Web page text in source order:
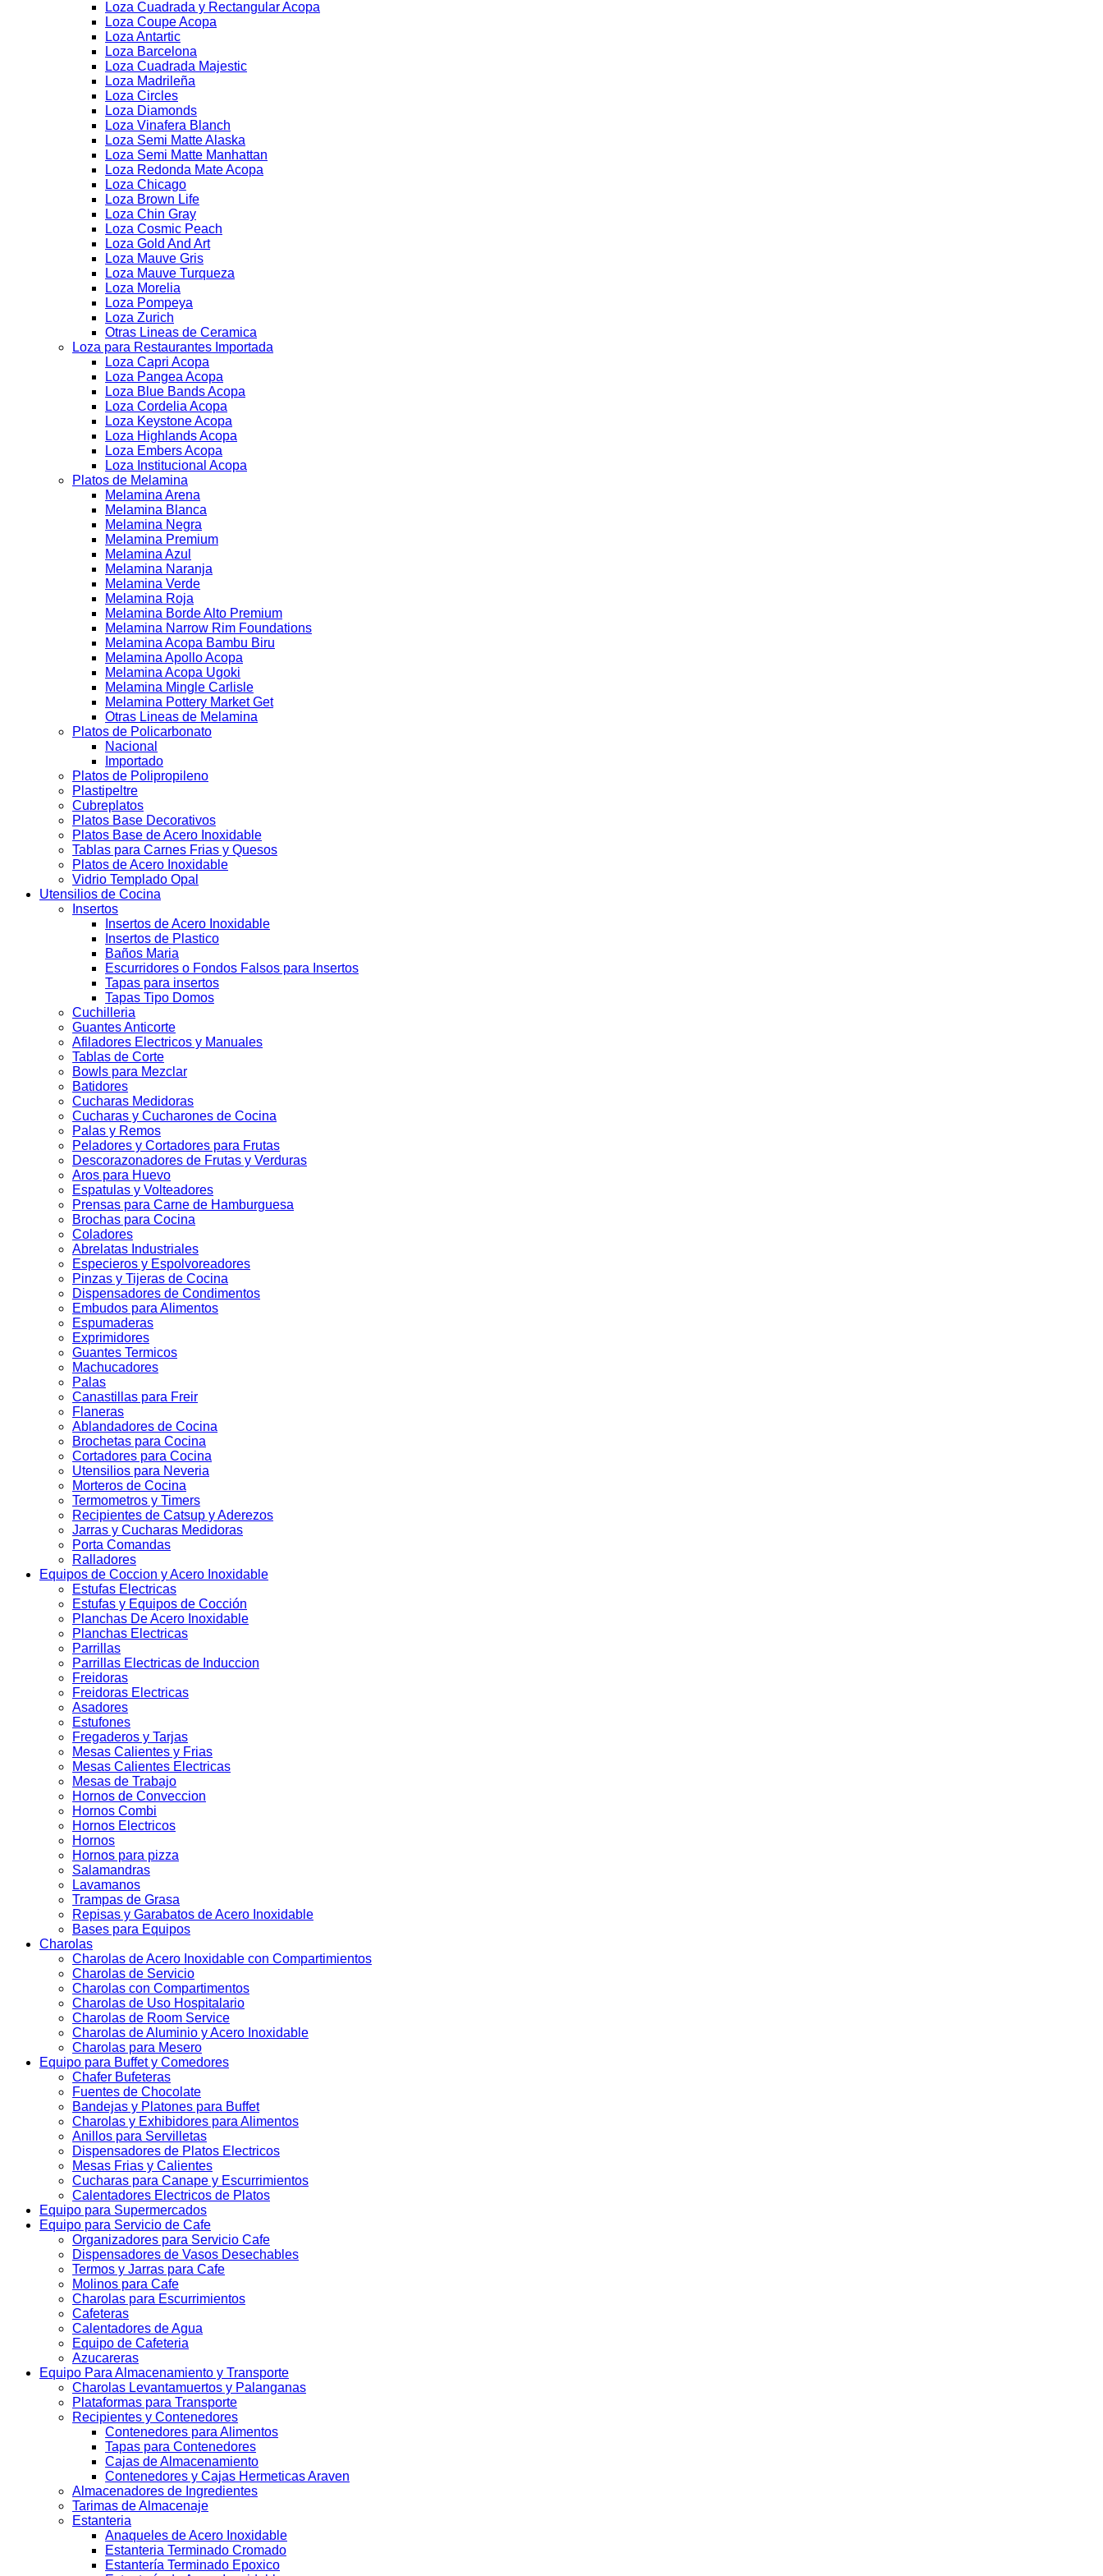
Loza Cuadrada y Rectangular Acopa
Loza Coupe Acopa
Loza Antartic
Loza Barcelona
Loza Cuadrada Majestic
Loza Madrileña
Loza Circles
Loza Diamonds
Loza Vinafera Blanch
Loza Semi Matte Alaska
Loza Semi Matte Manhattan
Loza Redonda Mate Acopa
Loza Chicago
Loza Brown Life
Loza Chin Gray
Loza Cosmic Peach
Loza Gold And Art
Loza Mauve Gris
Loza Mauve Turqueza
Loza Morelia
Loza Pompeya
Loza Zurich
Otras Lineas de Ceramica
Loza para Restaurantes Importada
Loza Capri Acopa
Loza Pangea Acopa
Loza Blue Bands Acopa
Loza Cordelia Acopa
Loza Keystone Acopa
Loza Highlands Acopa
Loza Embers Acopa
Loza Institucional Acopa
Platos de Melamina
Melamina Arena
Melamina Blanca
Melamina Negra
Melamina Premium
Melamina Azul
Melamina Naranja
Melamina Verde
Melamina Roja
Melamina Borde Alto Premium
Melamina Narrow Rim Foundations
Melamina Acopa Bambu Biru
Melamina Apollo Acopa
Melamina Acopa Ugoki
Melamina Mingle Carlisle
Melamina Pottery Market Get
Otras Lineas de Melamina
Platos de Policarbonato
Nacional
Importado
Platos de Polipropileno
Plastipeltre
Cubreplatos
Platos Base Decorativos
Platos Base de Acero Inoxidable
Tablas para Carnes Frias y Quesos
Platos de Acero Inoxidable
Vidrio Templado Opal
Utensilios de Cocina
Insertos
Insertos de Acero Inoxidable
Insertos de Plastico
Baños Maria
Escurridores o Fondos Falsos para Insertos
Tapas para insertos
Tapas Tipo Domos
Cuchilleria
Guantes Anticorte
Afiladores Electricos y Manuales
Tablas de Corte
Bowls para Mezclar
Batidores
Cucharas Medidoras
Cucharas y Cucharones de Cocina
Palas y Remos
Peladores y Cortadores para Frutas
Descorazonadores de Frutas y Verduras
Aros para Huevo
Espatulas y Volteadores
Prensas para Carne de Hamburguesa
Brochas para Cocina
Coladores
Abrelatas Industriales
Especieros y Espolvoreadores
Pinzas y Tijeras de Cocina
Dispensadores de Condimentos
Embudos para Alimentos
Espumaderas
Exprimidores
Guantes Termicos
Machucadores
Palas
Canastillas para Freir
Flaneras
Ablandadores de Cocina
Brochetas para Cocina
Cortadores para Cocina
Utensilios para Neveria
Morteros de Cocina
Termometros y Timers
Recipientes de Catsup y Aderezos
Jarras y Cucharas Medidoras
Porta Comandas
Ralladores
Equipos de Coccion y Acero Inoxidable
Estufas Electricas
Estufas y Equipos de Cocción
Planchas De Acero Inoxidable
Planchas Electricas
Parrillas
Parrillas Electricas de Induccion
Freidoras
Freidoras Electricas
Asadores
Estufones
Fregaderos y Tarjas
Mesas Calientes y Frias
Mesas Calientes Electricas
Mesas de Trabajo
Hornos de Conveccion
Hornos Combi
Hornos Electricos
Hornos
Hornos para pizza
Salamandras
Lavamanos
Trampas de Grasa
Repisas y Garabatos de Acero Inoxidable
Bases para Equipos
Charolas
Charolas de Acero Inoxidable con Compartimientos
Charolas de Servicio
Charolas con Compartimentos
Charolas de Uso Hospitalario
Charolas de Room Service
Charolas de Aluminio y Acero Inoxidable
Charolas para Mesero
Equipo para Buffet y Comedores
Chafer Bufeteras
Fuentes de Chocolate
Bandejas y Platones para Buffet
Charolas y Exhibidores para Alimentos
Anillos para Servilletas
Dispensadores de Platos Electricos
Mesas Frias y Calientes
Cucharas para Canape y Escurrimientos
Calentadores Electricos de Platos
Equipo para Supermercados
Equipo para Servicio de Cafe
Organizadores para Servicio Cafe
Dispensadores de Vasos Desechables
Termos y Jarras para Cafe
Molinos para Cafe
Charolas para Escurrimientos
Cafeteras
Calentadores de Agua
Equipo de Cafeteria
Azucareras
Equipo Para Almacenamiento y Transporte
Charolas Levantamuertos y Palanganas
Plataformas para Transporte
Recipientes y Contenedores
Contenedores para Alimentos
Tapas para Contenedores
Cajas de Almacenamiento
Contenedores y Cajas Hermeticas Araven
Almacenadores de Ingredientes
Tarimas de Almacenaje
Estanteria
Anaqueles de Acero Inoxidable
Estanteria Terminado Cromado
Estantería Terminado Epoxico